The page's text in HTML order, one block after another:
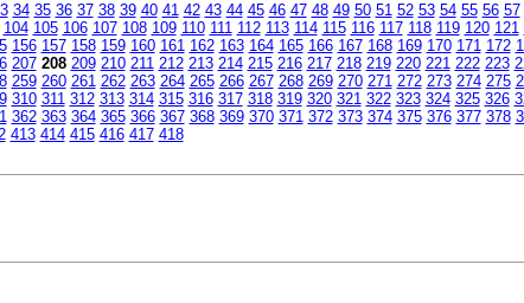
34 35 36 37 38 39 40 41 42 43 44 45 46 47 48 49 50 51 52 53 54 55 56 57
104 105 106 107 108 109 110 111 112 113 114 115 116 117 118 119 120 121
156 157 158 159 160 161 162 163 164 165 166 167 168 169 170 171 172
207 208 209 210 211 212 213 214 215 216 217 218 219 220 221 222 223
259 260 261 262 263 264 265 266 267 268 269 270 271 272 273 274 275
310 311 312 313 314 315 316 317 318 319 320 321 322 323 324 325 326
362 363 364 365 366 367 368 369 370 371 372 373 374 375 376 377 378
413 414 415 416 417 418